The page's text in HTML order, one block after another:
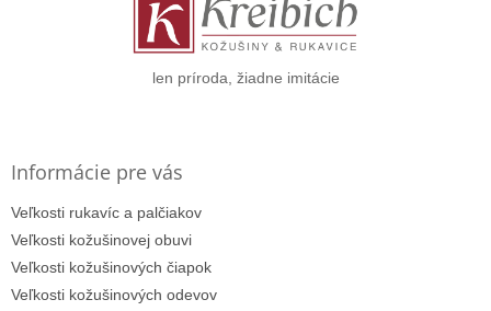
len príroda, žiadne imitácie
Informácie pre vás
Veľkosti rukavíc a palčiakov
Veľkosti kožušinovej obuvi
Veľkosti kožušinových čiapok
Veľkosti kožušinových odevov